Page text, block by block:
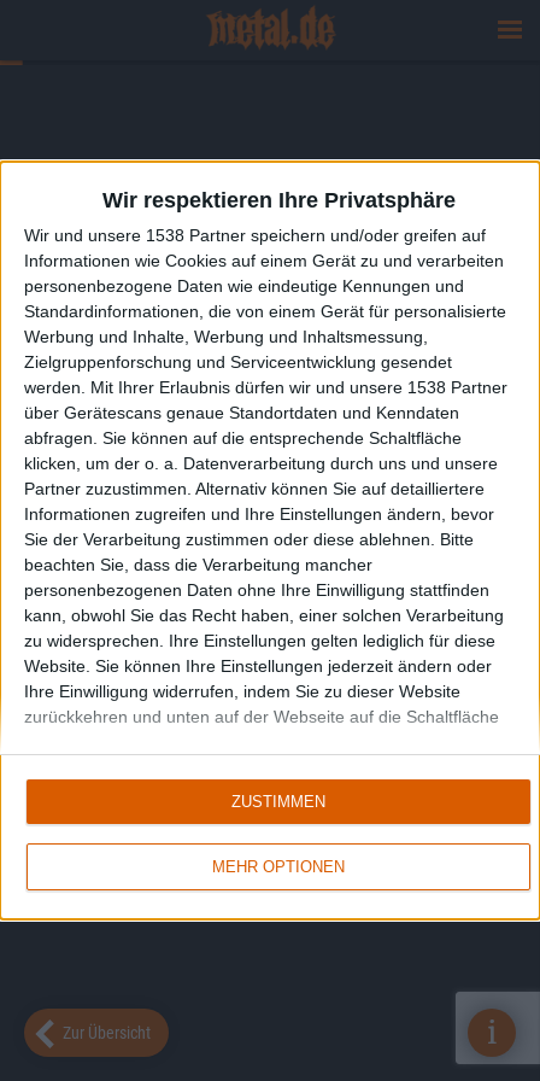
Wir respektieren Ihre Privatsphäre
Wir und unsere 1538 Partner speichern und/oder greifen auf
Informationen wie Cookies auf einem Gerät zu und verarbeiten
personenbezogene Daten wie eindeutige Kennungen und
Standardinformationen, die von einem Gerät für personalisierte
Werbung und Inhalte, Werbung und Inhaltsmessung,
Zielgruppenforschung und Serviceentwicklung gesendet
werden.
Mit Ihrer Erlaubnis dürfen wir und unsere 1538 Partner
über Gerätescans genaue Standortdaten und Kenndaten
abfragen. Sie können auf die entsprechende Schaltfläche
klicken, um der o. a. Datenverarbeitung durch uns und unsere
Partner zuzustimmen. Alternativ können Sie auf detailliertere
Informationen zugreifen und Ihre Einstellungen ändern, bevor
Sie der Verarbeitung zustimmen oder diese ablehnen.
Bitte
beachten Sie, dass die Verarbeitung mancher
personenbezogenen Daten ohne Ihre Einwilligung stattfinden
kann, obwohl Sie das Recht haben, einer solchen Verarbeitung
zu widersprechen. Ihre Einstellungen gelten lediglich für diese
Website. Sie können Ihre Einstellungen jederzeit ändern oder
Ihre Einwilligung widerrufen, indem Sie zu dieser Website
zurückkehren und unten auf der Webseite auf die Schaltfläche
MEHR OPTIONEN
ZUSTIMMEN
Zur Übersicht i